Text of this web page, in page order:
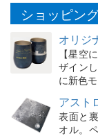
ショッピン
オリジ
【星空
ザイン
に新色
アスト
表面と
オル。